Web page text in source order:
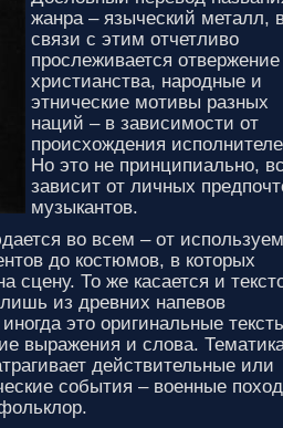
жанра – языческий металл,
связи с этим отчетливо
прослеживается отвержение
христианства, народные и
этнические мотивы разных
наций – в зависимости от
происхождения
Но это не принципиально,
зависит от личных
музыкантов.
во всем – от
до костюмов, в которых
сцену. То же касается и
из древних напевов
это оригинальные
выражения и слова.
действительные или
события – военные